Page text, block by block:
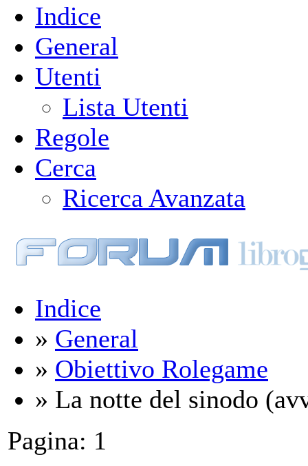
Indice
General
Utenti
Lista Utenti
Regole
Cerca
Ricerca Avanzata
Indice
» General
» Obiettivo Rolegame
» La notte del sinodo
Pagina: 1